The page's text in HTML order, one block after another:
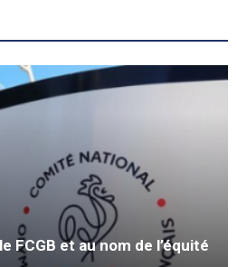
FCGB et au nom de l’équité